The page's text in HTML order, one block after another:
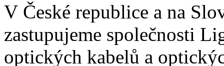
V České republice a na
zastupujeme společnosti
optických kabelů a